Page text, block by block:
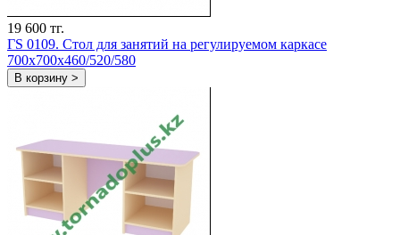
19 600 тг.
ГS 0109. Стол для занятий на регулируемом каркасе
700x700x460/520/580
В корзину >